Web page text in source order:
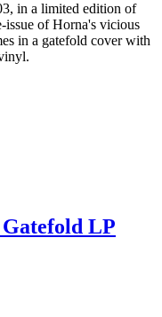
in a limited edition of
issue of Horna's vicious
in a gatefold cover with
LP